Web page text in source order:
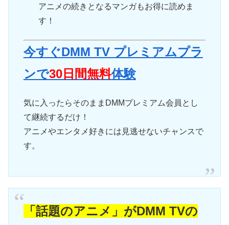
アニメの続きとなるマンガもお得に読めま
す！
今すぐDMM TV プレミアムプラ
ンで30日間無料体験
気に入ったらそのままDMMプレミアム会員とし
て継続するだけ！
アニメやエンタメ好きには見逃せないチャンスで
す。
「話題のアニメ」がDMM TVの